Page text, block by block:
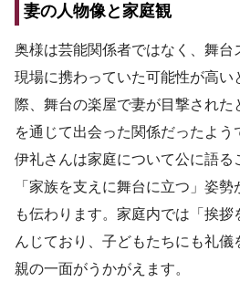
妻の人物像と家庭観
奥様は芸能関係者ではなく、舞台
現場に携わっていた可能性が高い
際、舞台の楽屋で妻が目撃され
を通じて出会った関係だったよう
伊礼さんは家庭について公に語る
「家族を支えに舞台に立つ」姿
も伝わります。家庭内では「挨
んじており、子どもたちにも礼
親の一面がうかがえます。